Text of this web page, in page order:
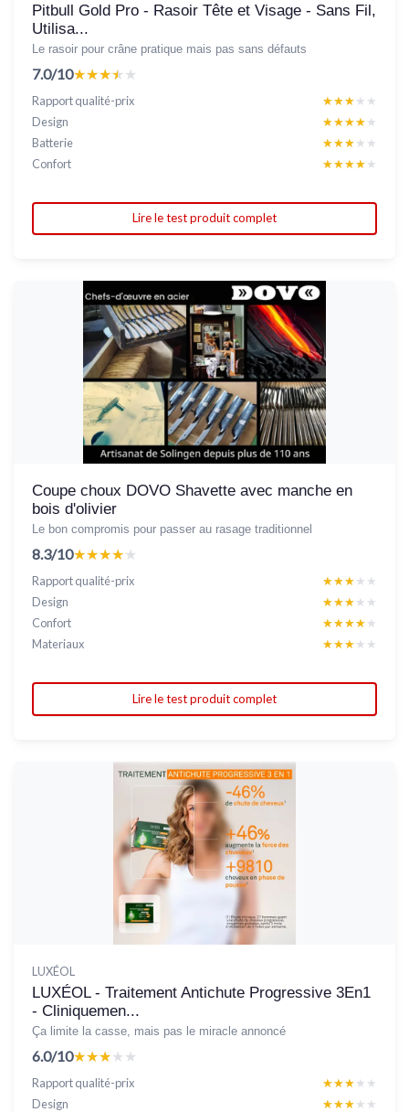
Pitbull Gold Pro - Rasoir Tête et Visage - Sans Fil,
Utilisa...
Le rasoir pour crâne pratique mais pas sans défauts
7.0/10★★★★★
★★★★★
Rapport qualité-prix ★★★★★
★★★★★
Design
★★★★★
★★★★★
Batterie
★★★★★
★★★★★
Confort
★★★★★
★★★★★
Lire le test produit complet
Coupe choux DOVO Shavette avec manche en
bois d'olivier
Le bon compromis pour passer au rasage traditionnel
8.3/10★★★★★
★★★★★
Rapport qualité-prix ★★★★★
★★★★★
Design
★★★★★
★★★★★
Confort
★★★★★
★★★★★
Materiaux
★★★★★
★★★★★
Lire le test produit complet
LUXÉOL
LUXÉOL - Traitement Antichute Progressive 3En1
- Cliniquemen...
Ça limite la casse, mais pas le miracle annoncé
6.0/10★★★★★
★★★★★
Rapport qualité-prix ★★★★★
★★★★★
Design
★★★★★
★★★★★